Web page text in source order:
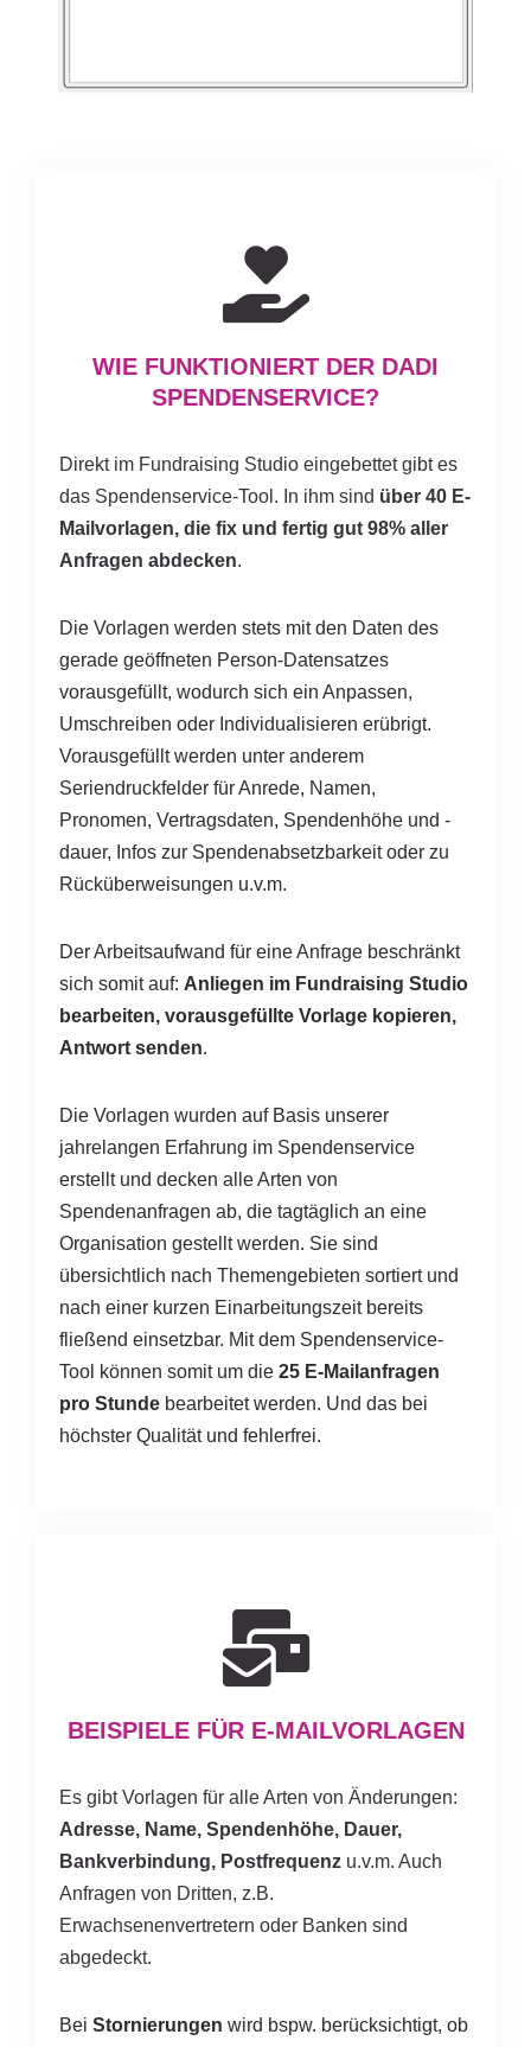
WIE FUNKTIONIERT DER DADI
SPENDENSERVICE?
Direkt im Fundraising Studio eingebettet gibt es
das Spendenservice-Tool. In ihm sind über 40 E-
Mailvorlagen, die fix und fertig gut 98% aller
Anfragen abdecken.
Die Vorlagen werden stets mit den Daten des
gerade geöffneten Person-Datensatzes
vorausgefüllt, wodurch sich ein Anpassen,
Umschreiben oder Individualisieren erübrigt.
Vorausgefüllt werden unter anderem
Seriendruckfelder für Anrede, Namen,
Pronomen, Vertragsdaten, Spendenhöhe und -
dauer, Infos zur Spendenabsetzbarkeit oder zu
Rücküberweisungen u.v.m.
Der Arbeitsaufwand für eine Anfrage beschränkt
sich somit auf: Anliegen im Fundraising Studio
bearbeiten, vorausgefüllte Vorlage kopieren,
Antwort senden.
Die Vorlagen wurden auf Basis unserer
jahrelangen Erfahrung im Spendenservice
erstellt und decken alle Arten von
Spendenanfragen ab, die tagtäglich an eine
Organisation gestellt werden. Sie sind
übersichtlich nach Themengebieten sortiert und
nach einer kurzen Einarbeitungszeit bereits
fließend einsetzbar. Mit dem Spendenservice-
Tool können somit um die 25 E-Mailanfragen
pro Stunde bearbeitet werden. Und das bei
höchster Qualität und fehlerfrei.
BEISPIELE FÜR E-MAILVORLAGEN
Es gibt Vorlagen für alle Arten von Änderungen:
Adresse, Name, Spendenhöhe, Dauer,
Bankverbindung, Postfrequenz u.v.m. Auch
Anfragen von Dritten, z.B.
Erwachsenenvertretern oder Banken sind
abgedeckt.
Bei Stornierungen wird bspw. berücksichtigt, ob